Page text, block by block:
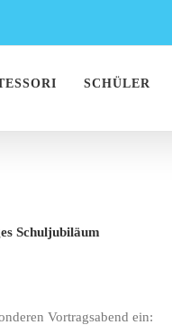
SCHÜLER
Schuljubiläum
Vortragsabend ein: